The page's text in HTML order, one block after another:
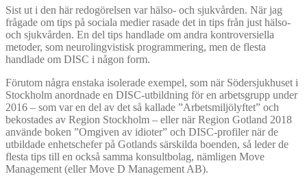
Sist ut i den här redogörelsen var hälso- och sjukvården. När jag
frågade om tips på sociala medier rasade det in tips från just hälso-
och sjukvården. En del tips handlade om andra kontroversiella
metoder, som neurolingvistisk programmering, men de flesta
handlade om DISC i någon form.
Förutom några enstaka isolerade exempel, som när Södersjukhuset i
Stockholm anordnade en DISC-utbildning för en arbetsgrupp under
2016 – som var en del av det så kallade ”Arbetsmiljölyftet” och
bekostades av Region Stockholm – eller när Region Gotland 2018
använde boken ”Omgiven av idioter” och DISC-profiler när de
utbildade enhetschefer på Gotlands särskilda boenden, så leder de
flesta tips till en också samma konsultbolag, nämligen Move
Management (eller Move D Management AB).